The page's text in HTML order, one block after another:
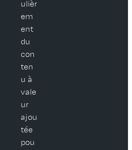
ulièr
em
ent
du
con
ten
u à
vale
ur
ajou
tée
pou